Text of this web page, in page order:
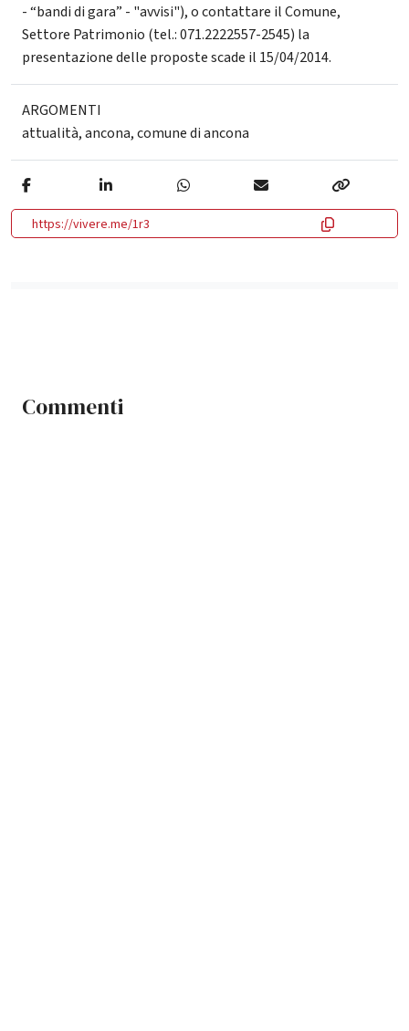
- “bandi di gara” - "avvisi"), o contattare il Comune,
Settore Patrimonio (tel.: 071.2222557-2545) la
presentazione delle proposte scade il 15/04/2014.
ARGOMENTI
attualità,ancona,comune di ancona
https://vivere.me/1r3
Commenti